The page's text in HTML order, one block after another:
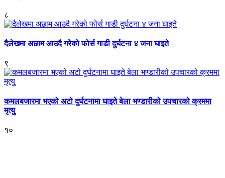
८
दैलेखमा अछाम आउदै गरेको फोर्स गाडी दुर्घटना ४ जना घाइते
९
कमलबजारमा भएको अटो दुर्घटनामा घाइते बेला भण्डारीको उपचारको क्रममा
मृत्युु
१०